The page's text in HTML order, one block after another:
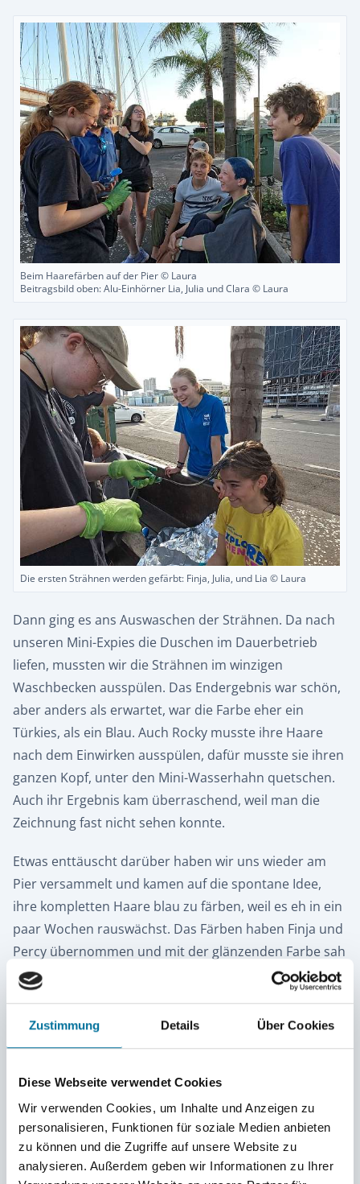
Zustimmung Details Über Cookies
Diese Webseite verwendet Cookies
Wir verwenden Cookies, um Inhalte und Anzeigen zu
personalisieren, Funktionen für soziale Medien anbieten
zu können und die Zugriffe auf unsere Website zu
analysieren. Außerdem geben wir Informationen zu Ihrer
Beim Haarefärben auf der Pier © Laura
Beitragsbild oben: Alu-Einhörner Lia, Julia und Clara © Laura
Die ersten Strähnen werden gefärbt: Finja, Julia, und Lia © Laura
Dann ging es ans Auswaschen der Strähnen. Da nach
unseren Mini-Expies die Duschen im Dauerbetrieb
liefen, mussten wir die Strähnen im winzigen
Waschbecken ausspülen. Das Endergebnis war schön,
aber anders als erwartet, war die Farbe eher ein
Türkies, als ein Blau. Auch Rocky musste ihre Haare
nach dem Einwirken ausspülen, dafür musste sie ihren
ganzen Kopf, unter den Mini-Wasserhahn quetschen.
Auch ihr Ergebnis kam überraschend, weil man die
Zeichnung fast nicht sehen konnte.
Etwas enttäuscht darüber haben wir uns wieder am
Pier versammelt und kamen auf die spontane Idee,
ihre kompletten Haare blau zu färben, weil es eh in ein
paar Wochen rauswächst. Das Färben haben Finja und
Percy übernommen und mit der glänzenden Farbe sah
Rocky etwas aus, wie ein M & M. Als unser Ingeneur
Piotrek die Haarfärbeaktion sah, wollte er unbedingt
auch eine Strähne. Erst haben wir ihm eine kleine